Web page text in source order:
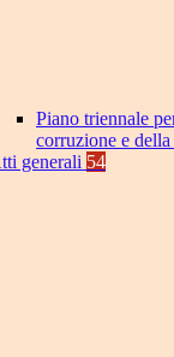
Piano triennale
corruzione e
generali 54